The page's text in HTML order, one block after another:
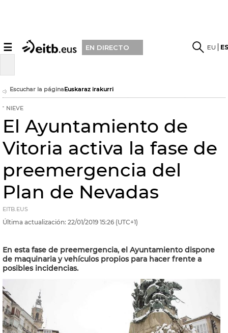
☰ EN DIRECTO EU
Escuchar la páginaEuskaraz irakurri
NIEVE
El Ayuntamiento de
Vitoria activa la fase de
preemergencia del
Plan de Nevadas
EITB.EUS
Última actualización: 22/01/2019 15:26 (UTC+1)
En esta fase de preemergencia, el Ayuntamiento dispone
de maquinaria y vehículos propios para hacer frente a
posibles incidencias.